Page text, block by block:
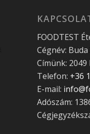
FOODTEST
Cégnév:
Címünk: 2049
Telefon: +36
E-mail:
Adószám: